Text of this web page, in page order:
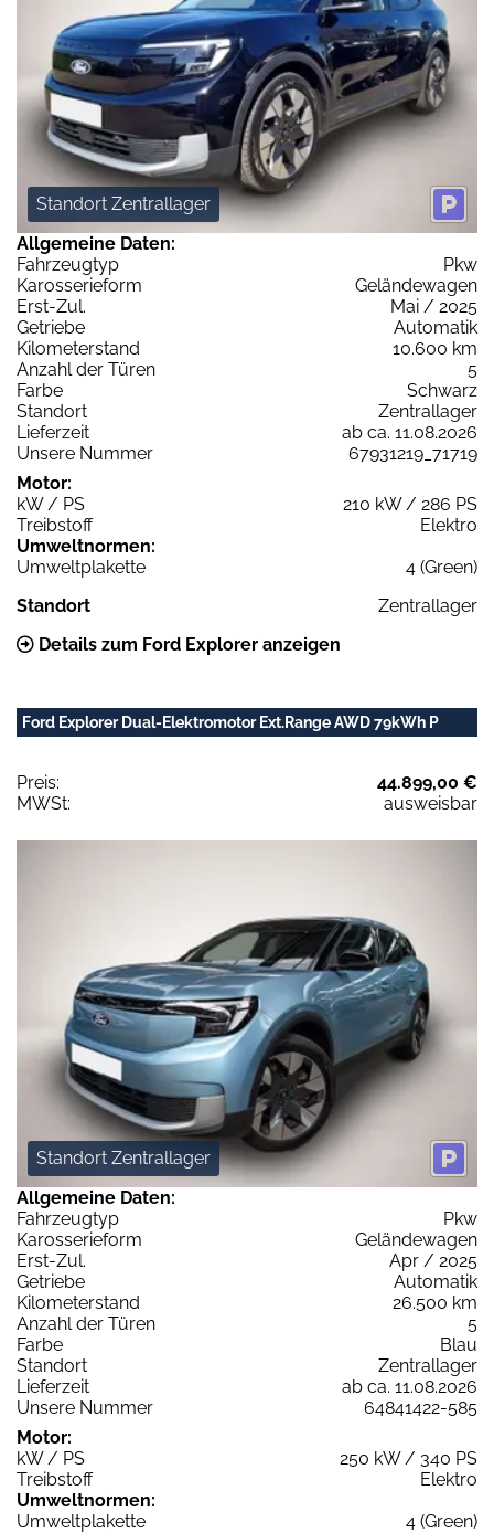
Standort Zentrallager
Allgemeine Daten:
Fahrzeugtyp
Pkw
Karosserieform
Geländewagen
Erst-Zul.
Mai / 2025
Getriebe
Automatik
Kilometerstand
10.600 km
Anzahl der Türen
5
Farbe
Schwarz
Standort
Zentrallager
Lieferzeit
ab ca. 11.08.2026
Unsere Nummer
67931219_71719
Motor:
kW / PS
210 kW / 286 PS
Treibstoff
Elektro
Umweltnormen:
Umweltplakette
4 (Green)
Standort
Zentrallager
Details zum Ford Explorer anzeigen
Ford Explorer Dual-Elektromotor Ext.Range AWD 79kWh P
Preis:
44.899,00 €
MWSt:
ausweisbar
Standort Zentrallager
Allgemeine Daten:
Fahrzeugtyp
Pkw
Karosserieform
Geländewagen
Erst-Zul.
Apr / 2025
Getriebe
Automatik
Kilometerstand
26.500 km
Anzahl der Türen
5
Farbe
Blau
Standort
Zentrallager
Lieferzeit
ab ca. 11.08.2026
Unsere Nummer
64841422-585
Motor:
kW / PS
250 kW / 340 PS
Treibstoff
Elektro
Umweltnormen:
Umweltplakette
4 (Green)